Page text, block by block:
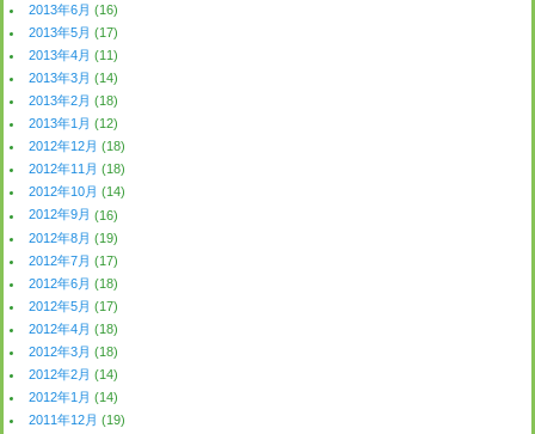
2013年6月 (16)
2013年5月 (17)
2013年4月 (11)
2013年3月 (14)
2013年2月 (18)
2013年1月 (12)
2012年12月 (18)
2012年11月 (18)
2012年10月 (14)
2012年9月 (16)
2012年8月 (19)
2012年7月 (17)
2012年6月 (18)
2012年5月 (17)
2012年4月 (18)
2012年3月 (18)
2012年2月 (14)
2012年1月 (14)
2011年12月 (19)